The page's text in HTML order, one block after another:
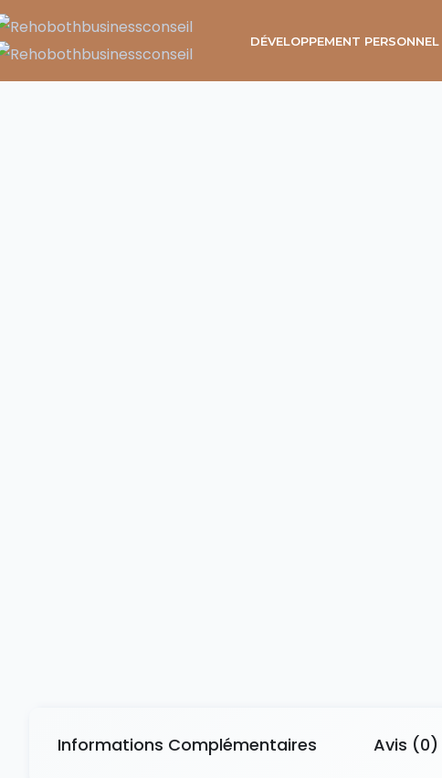
DÉVELOPPEMENT PERSONNEL
Informations Complémentaires Avis (0)